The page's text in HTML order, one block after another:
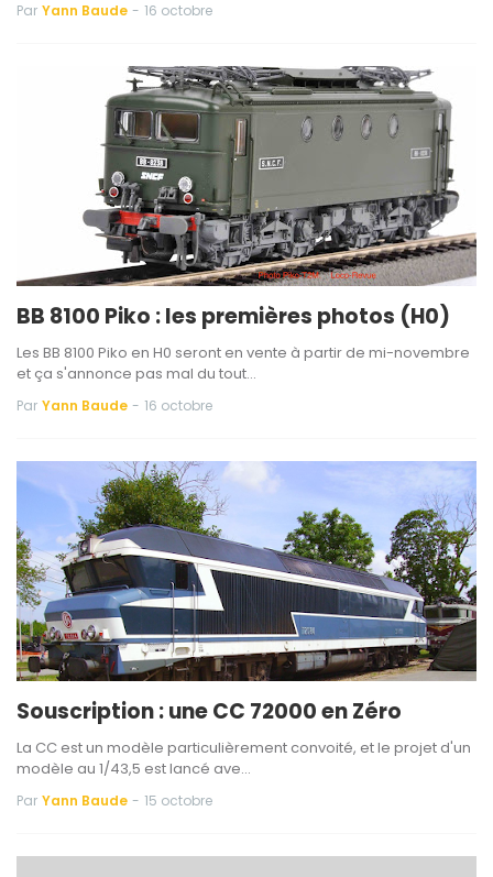
Par Yann Baude - 16 octobre
BB 8100 Piko : les premières photos (H0)
Les BB 8100 Piko en H0 seront en vente à partir de mi-novembre
et ça s'annonce pas mal du tout…
Par Yann Baude - 16 octobre
Souscription : une CC 72000 en Zéro
La CC est un modèle particulièrement convoité, et le projet d'un
modèle au 1/43,5 est lancé ave…
Par Yann Baude - 15 octobre